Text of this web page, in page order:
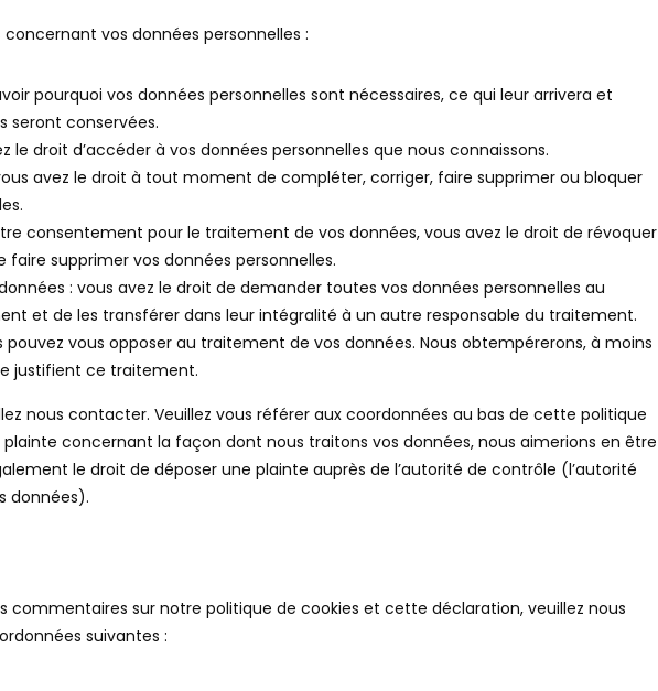
vos données personnelles :
pourquoi vos données personnelles sont nécessaires, ce qui leur arrivera et
seront conservées.
le droit d’accéder à vos données personnelles que nous connaissons.
avez le droit à tout moment de compléter, corriger, faire supprimer ou bloquer
consentement pour le traitement de vos données, vous avez le droit de révoquer
supprimer vos données personnelles.
: vous avez le droit de demander toutes vos données personnelles au
et de les transférer dans leur intégralité à un autre responsable du traitement.
pouvez vous opposer au traitement de vos données. Nous obtempérerons, à moins
justifient ce traitement.
nous contacter. Veuillez vous référer aux coordonnées au bas de cette politique
plainte concernant la façon dont nous traitons vos données, nous aimerions en être
le droit de déposer une plainte auprès de l’autorité de contrôle (l’autorité
données).
commentaires sur notre politique de cookies et cette déclaration, veuillez nous
suivantes :